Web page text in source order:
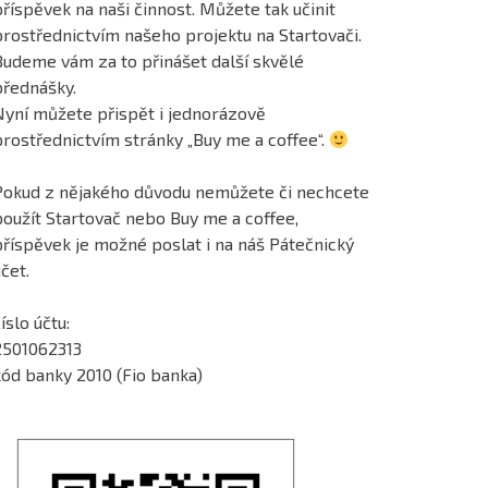
na naši činnost. Můžete tak učinit
našeho projektu na Startovači.
vám za to přinášet další skvělé
můžete přispět i jednorázově
stránky „Buy me a coffee“.
z nějakého důvodu nemůžete či nechcete
Startovač nebo Buy me a coffee,
je možné poslat i na náš Pátečnický
účtu:
banky 2010 (Fio banka)